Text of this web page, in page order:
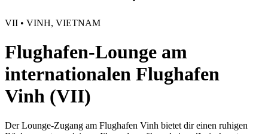
VII • VINH, VIETNAM
Flughafen-Lounge am
internationalen Flughafen
Vinh (VII)
Der Lounge-Zugang am Flughafen Vinh bietet dir einen ruhigen